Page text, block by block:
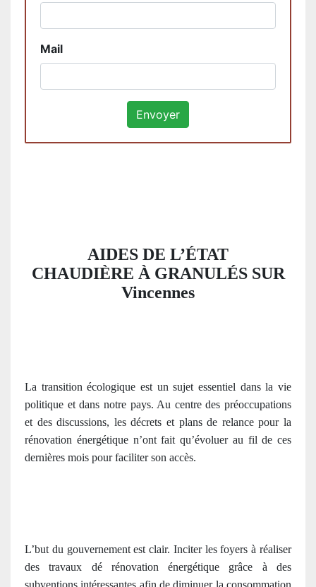
Mail
AIDES DE L’ÉTAT
CHAUDIÈRE À GRANULÉS SUR
Vincennes
La transition écologique est un sujet essentiel dans la vie
politique et dans notre pays. Au centre des préoccupations
et des discussions, les décrets et plans de relance pour la
rénovation énergétique n’ont fait qu’évoluer au fil de ces
dernières mois pour faciliter son accès.
L’but du gouvernement est clair. Inciter les foyers à réaliser
des travaux dé rénovation énergétique grâce à des
subventions intéressantes afin de diminuer la consommation